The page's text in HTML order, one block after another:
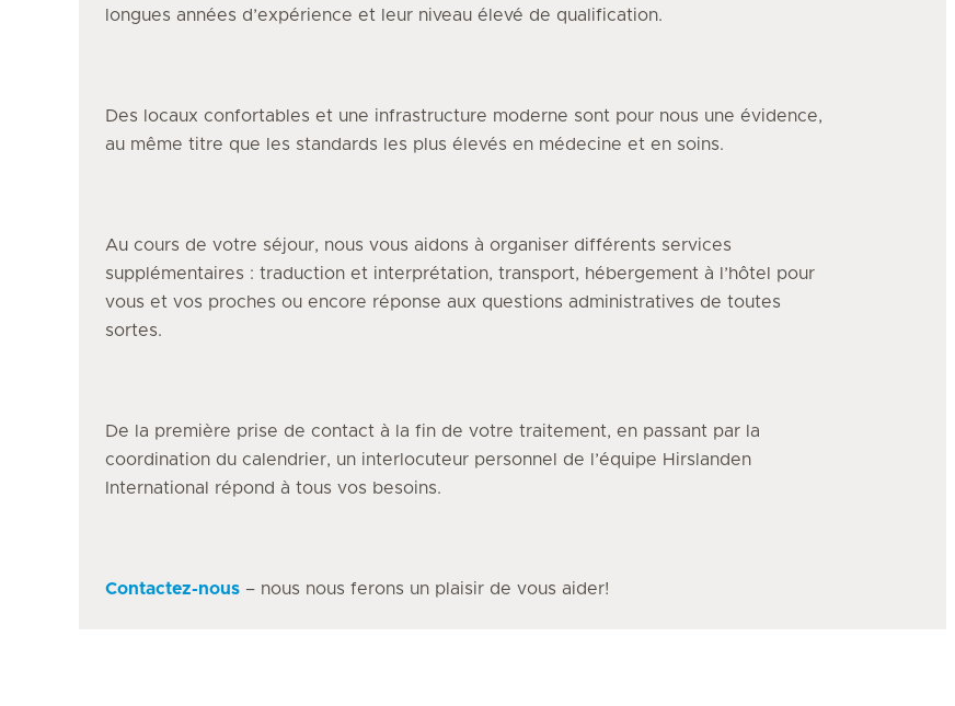
longues années d’expérience et leur niveau élevé de qualification.
Des locaux confortables et une infrastructure moderne sont pour nous une évidence,
au même titre que les standards les plus élevés en médecine et en soins.
Au cours de votre séjour, nous vous aidons à organiser différents services
supplémentaires : traduction et interprétation, transport, hébergement à l’hôtel pour
vous et vos proches ou encore réponse aux questions administratives de toutes
sortes.
De la première prise de contact à la fin de votre traitement, en passant par la
coordination du calendrier, un interlocuteur personnel de l’équipe Hirslanden
International répond à tous vos besoins.
Contactez-nous – nous nous ferons un plaisir de vous aider!